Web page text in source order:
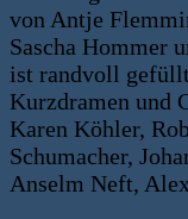
von Antje
Sascha Hommer
ist randvoll
Kurzdramen und
Karen Köhler,
Schumacher,
Anselm Neft,